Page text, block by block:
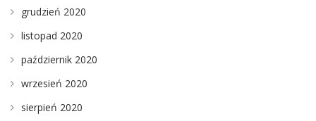
grudzień 2020
listopad 2020
październik 2020
wrzesień 2020
sierpień 2020